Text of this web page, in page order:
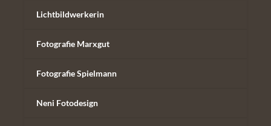
Lichtbildwerkerin
Fotografie Marxgut
Fotografie Spielmann
Neni Fotodesign